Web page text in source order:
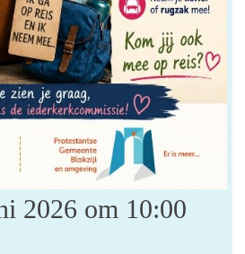
2026 om 10:00